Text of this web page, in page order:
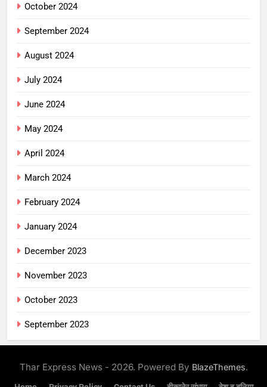
October 2024
September 2024
August 2024
July 2024
June 2024
May 2024
April 2024
March 2024
February 2024
January 2024
December 2023
November 2023
October 2023
September 2023
Thar Express News - 2026. Powered By BlazeThemes.